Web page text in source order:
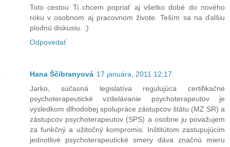
Toto cestou Ti chcem popriať aj všetko dobé do nového
roku v osobnom aj pracovnom živote. Teším sa na ďalšiu
plodnú diskusiu. :)
Odpovedať
Hana Ščibranyová 17 januára, 2011 12:17
Jarko, súčasná legislatíva regulujúca certifikačné
psychoterapeutické vzdelávanie psychoterapeutov je
výsledkom dlhodobej spolupráce zástupcov štátu (MZ SR) a
zástupcov psychoterapeutov (SPS) a osobne ju považujem
za funkčný a užitočný kompromis. Inštitútom zastupujúcim
jednotlivé psychoterapeutické smery dáva značnú mieru